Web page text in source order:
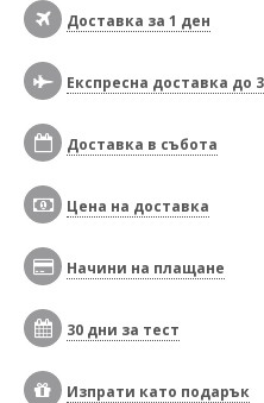
Доставка за 1 ден
Експресна доставка до
Доставка в събота
Цена на доставка
Начини на плащане
30 дни за тест
Изпрати като подарък